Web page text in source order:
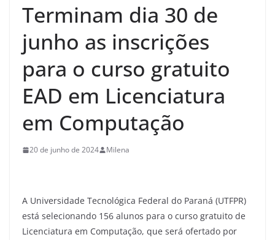
Terminam dia 30 de
junho as inscrições
para o curso gratuito
EAD em Licenciatura
em Computação
20 de junho de 2024 Milena
A Universidade Tecnológica Federal do Paraná (UTFPR)
está selecionando 156 alunos para o curso gratuito de
Licenciatura em Computação, que será ofertado por